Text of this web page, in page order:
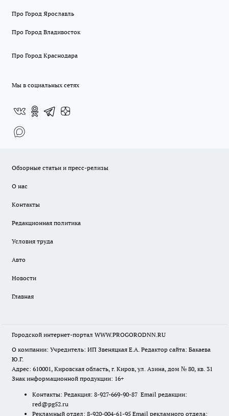
Про Город Ярославль
Про Город Владивосток
Про Город Краснодара
Мы в социальных сетях
Обзорные статьи и пресс-релизы
О нас
Контакты
Редакционная политика
Условия труда
Авто
Новости
Главная
Городской интернет-портал WWW.PROGORODNN.RU
О компании: Учредитель: ИП Звеняцкая Е.А. Редактор сайта: Бакаева
Ю.Г.
Адрес: 610001, Кировская область, г. Киров, ул. Азина, дом № 80, кв. 31
Знак информационной продукции: 16+
Контакты: Редакция: 8-927-669-90-87 Email редакции:
red@pg52.ru
Рекламный отдел: 8-920-004-61-95 Email рекламного отдела: